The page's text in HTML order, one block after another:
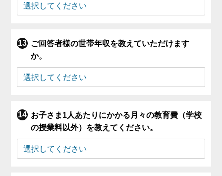
ご回答者様の世帯年収を教えていただけます
か。
お子さま1人あたりにかかる月々の教育費（学校
の授業料以外）を教えてください。